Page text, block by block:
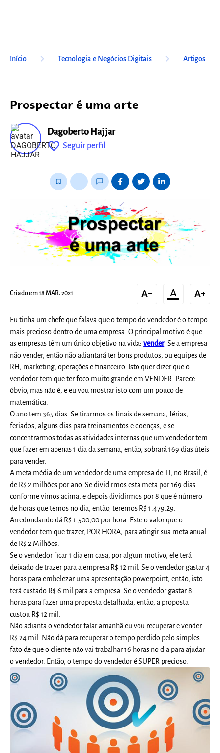
Início keyboard_arrow_right Tecnologia e Negócios Digitais keyboard_arrow_right Artigos
Prospectar é uma arte
Dagoberto Hajjar
favorite_outline Seguir perfil
bookmark_border chat_bubble_outline
Criado em 18 MAR. 2021 text_decrease format_color_text text_increase
Eu tinha um chefe que falava que o tempo do vendedor é o tempo
mais precioso dentro de uma empresa. O principal motivo é que
as empresas têm um único objetivo na vida:vender. Se a empresa
não vender, então não adiantará ter bons produtos, ou equipes de
RH, marketing, operações e financeiro. Isto quer dizer que o
vendedor tem que ter foco muito grande em VENDER. Parece
óbvio, mas não é, e eu vou mostrar isto com um pouco de
matemática.
O ano tem 365 dias. Se tirarmos os finais de semana, férias,
feriados, alguns dias para treinamentos e doenças, e se
concentrarmos todas as atividades internas que um vendedor tem
que fazer em apenas 1 dia da semana, então, sobrará 169 dias úteis
para vender.
A meta média de um vendedor de uma empresa de TI, no Brasil, é
de R$ 2 milhões por ano. Se dividirmos esta meta por 169 dias
conforme vimos acima, e depois dividirmos por 8 que é número
de horas que temos no dia, então, teremos R$ 1.479,29.
Arredondando dá R$ 1.500,00 por hora. Este o valor que o
vendedor tem que trazer, POR HORA, para atingir sua meta anual
de R$ 2 Milhões.
Se o vendedor ficar 1 dia em casa, por algum motivo, ele terá
deixado de trazer para a empresa R$ 12 mil. Se o vendedor gastar 4
horas para embelezar uma apresentação powerpoint, então, isto
terá custado R$ 6 mil para a empresa. Se o vendedor gastar 8
horas para fazer uma proposta detalhada, então, a proposta
custou R$ 12 mil.
Não adianta o vendedor falar amanhã eu vou recuperar e vender
R$ 24 mil. Não dá para recuperar o tempo perdido pelo simples
fato de que o cliente não vai trabalhar 16 horas no dia para ajudar
o vendedor. Então, o tempo do vendedor é SUPER precioso.